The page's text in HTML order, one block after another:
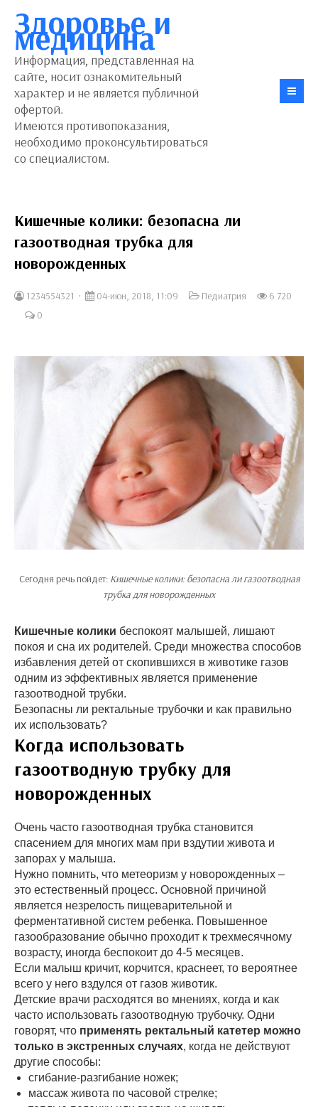
Здоровье и
медицина
Информация, представленная на
сайте, носит ознакомительный
характер и не является публичной
офертой.
Имеются противопоказания,
необходимо проконсультироваться
со специалистом.
Кишечные колики: безопасна ли
газоотводная трубка для
новорожденных
1234554321 04-июн, 2018, 11:09 Педиатрия
6 720
0
Сегодня речь пойдет: Кишечные колики: безопасна ли газоотводная
трубка для новорожденных
Кишечные колики беспокоят малышей, лишают
покоя и сна их родителей. Среди множества способов
избавления детей от скопившихся в животике газов
одним из эффективных является применение
газоотводной трубки.
Безопасны ли ректальные трубочки и как правильно
их использовать?
Когда использовать
газоотводную трубку для
новорожденных
Очень часто газоотводная трубка становится
спасением для многих мам при вздутии живота и
запорах у малыша.
Нужно помнить, что метеоризм у новорожденных –
это естественный процесс. Основной причиной
является незрелость пищеварительной и
ферментативной систем ребенка. Повышенное
газообразование обычно проходит к трехмесячному
возрасту, иногда беспокоит до 4-5 месяцев.
Если малыш кричит, корчится, краснеет, то вероятнее
всего у него вздулся от газов животик.
Детские врачи расходятся во мнениях, когда и как
часто использовать газоотводную трубочку. Одни
говорят, что применять ректальный катетер можно
только в экстренных случаях, когда не действуют
другие способы:
сгибание-разгибание ножек;
массаж живота по часовой стрелке;